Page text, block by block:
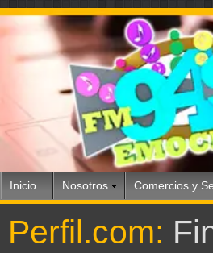
Inicio Nosotros Comercios y
Perfil.com: